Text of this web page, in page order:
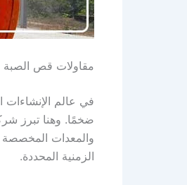
مقاولات قص
في عالم
ضخمًا. وهنا تبرز
والمعدات المخصصة
الزمنية المحددة.